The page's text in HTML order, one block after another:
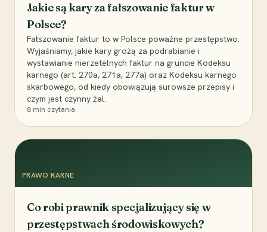
Jakie są kary za fałszowanie faktur w
Polsce?
Fałszowanie faktur to w Polsce poważne przestępstwo.
Wyjaśniamy, jakie kary grożą za podrabianie i
wystawianie nierzetelnych faktur na gruncie Kodeksu
karnego (art. 270a, 271a, 277a) oraz Kodeksu karnego
skarbowego, od kiedy obowiązują surowsze przepisy i
czym jest czynny żal.
8 min czytania
PRAWO KARNE
Co robi prawnik specjalizujący się w
przestępstwach środowiskowych?